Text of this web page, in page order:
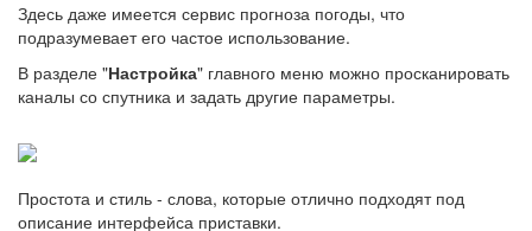
Здесь даже имеется сервис прогноза погоды, что
подразумевает его частое использование.
В разделе "Настройка" главного меню можно просканировать
каналы со спутника и задать другие параметры.
Простота и стиль - слова, которые отлично подходят под
описание интерфейса приставки.